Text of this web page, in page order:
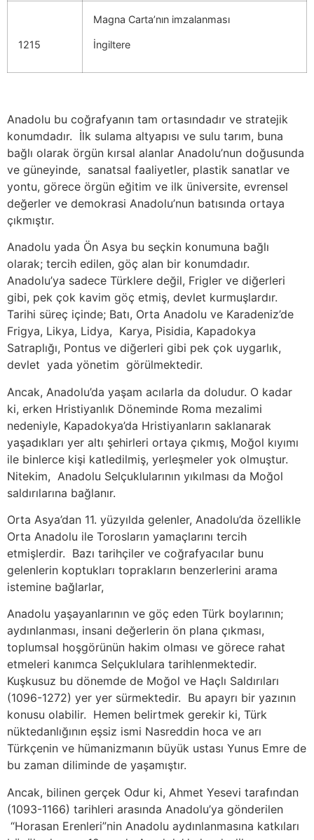
1215
Magna Carta’nın imzalanması
İngiltere
Anadolu bu coğrafyanın tam ortasındadır ve stratejik
konumdadır. İlk sulama altyapısı ve sulu tarım, buna
bağlı olarak örgün kırsal alanlar Anadolu’nun doğusunda
ve güneyinde, sanatsal faaliyetler, plastik sanatlar ve
yontu, görece örgün eğitim ve ilk üniversite, evrensel
değerler ve demokrasi Anadolu’nun batısında ortaya
çıkmıştır.
Anadolu yada Ön Asya bu seçkin konumuna bağlı
olarak; tercih edilen, göç alan bir konumdadır.
Anadolu’ya sadece Türklere değil, Frigler ve diğerleri
gibi, pek çok kavim göç etmiş, devlet kurmuşlardır.
Tarihi süreç içinde; Batı, Orta Anadolu ve Karadeniz’de
Frigya, Likya, Lidya, Karya, Pisidia, Kapadokya
Satraplığı, Pontus ve diğerleri gibi pek çok uygarlık,
devlet yada yönetim görülmektedir.
Ancak, Anadolu’da yaşam acılarla da doludur. O kadar
ki, erken Hristiyanlık Döneminde Roma mezalimi
nedeniyle, Kapadokya’da Hristiyanların saklanarak
yaşadıkları yer altı şehirleri ortaya çıkmış, Moğol kıyımı
ile binlerce kişi katledilmiş, yerleşmeler yok olmuştur.
Nitekim, Anadolu Selçuklularının yıkılması da Moğol
saldırılarına bağlanır.
Orta Asya’dan 11. yüzyılda gelenler, Anadolu’da özellikle
Orta Anadolu ile Torosların yamaçlarını tercih
etmişlerdir. Bazı tarihçiler ve coğrafyacılar bunu
gelenlerin koptukları toprakların benzerlerini arama
istemine bağlarlar,
Anadolu yaşayanlarının ve göç eden Türk boylarının;
aydınlanması, insani değerlerin ön plana çıkması,
toplumsal hoşgörünün hakim olması ve görece rahat
etmeleri kanımca Selçuklulara tarihlenmektedir.
Kuşkusuz bu dönemde de Moğol ve Haçlı Saldırıları
(1096-1272) yer yer sürmektedir. Bu apayrı bir yazının
konusu olabilir. Hemen belirtmek gerekir ki, Türk
nüktedanlığının eşsiz ismi Nasreddin hoca ve arı
Türkçenin ve hümanizmanın büyük ustası Yunus Emre de
bu zaman diliminde de yaşamıştır.
Ancak, bilinen gerçek Odur ki, Ahmet Yesevi tarafından
(1093-1166) tarihleri arasında Anadolu’ya gönderilen
“Horasan Erenleri”nin Anadolu aydınlanmasına katkıları